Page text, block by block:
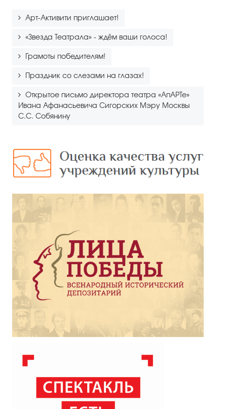
Арт-Активити приглашает!
«Звезда Театрала» - ждём ваши голоса!
Грамоты победителям!
Праздник со слезами на глазах!
Открытое письмо директора театра «АпАРТе»
Ивана Афанасьевича Сигорских Мэру Москвы
С.С. Собянину